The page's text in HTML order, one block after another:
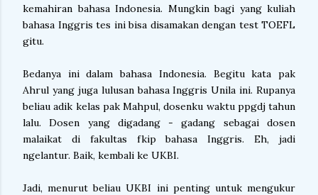
kemahiran bahasa Indonesia. Mungkin bagi yang kuliah
bahasa Inggris tes ini bisa disamakan dengan test TOEFL
gitu.
Bedanya ini dalam bahasa Indonesia. Begitu kata pak
Ahrul yang juga lulusan bahasa Inggris Unila ini. Rupanya
beliau adik kelas pak Mahpul, dosenku waktu ppgdj tahun
lalu. Dosen yang digadang - gadang sebagai dosen
malaikat di fakultas fkip bahasa Inggris. Eh, jadi
ngelantur. Baik, kembali ke UKBI.
Jadi, menurut beliau UKBI ini penting untuk mengukur